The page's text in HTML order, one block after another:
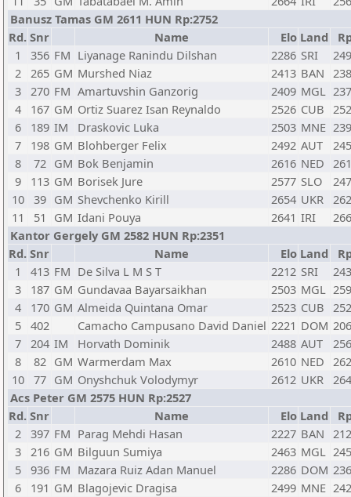
Banusz Tamas GM 2611 HUN Rp:2752
Rd. Snr Name Elo Land
1
356 FM Liyanage Ranindu Dilshan 2286 SRI
2 265 GM Murshed Niaz 2413 BAN
3 270 FM Amartuvshin Ganzorig 2409 MGL
4
167 GM Ortiz Suarez Isan Reynaldo 2526 CUB
6
189 IM Draskovic Luka 2503 MNE
7
198 GM Blohberger Felix 2492 AUT
8
72 GM Bok Benjamin 2616 NED
9
113 GM Borisek Jure 2577 SLO
10 39 GM Shevchenko Kirill 2654 UKR
11
51 GM Idani Pouya 2641 IRI
Kantor Gergely GM 2582 HUN Rp:2351
Rd. Snr Name Elo Land
1
413 FM De Silva L M S T 2212 SRI
3
187 GM Gundavaa Bayarsaikhan 2503 MGL
4
170 GM Almeida Quintana Omar 2523 CUB
5 402 Camacho Campusano David Daniel 2221 DOM
7 204 IM Horvath Dominik 2488 AUT
8
82 GM Warmerdam Max 2610 NED
10 77 GM Onyshchuk Volodymyr 2612 UKR
Acs Peter GM 2575 HUN Rp:2527
Rd. Snr Name Elo Land
2 397 FM Parag Mehdi Hasan 2227 BAN
3 216 GM Bilguun Sumiya 2463 MGL
5 936 FM Mazara Ruiz Adan Manuel 2286 DOM
6
191 GM Blagojevic Dragisa 2499 MNE